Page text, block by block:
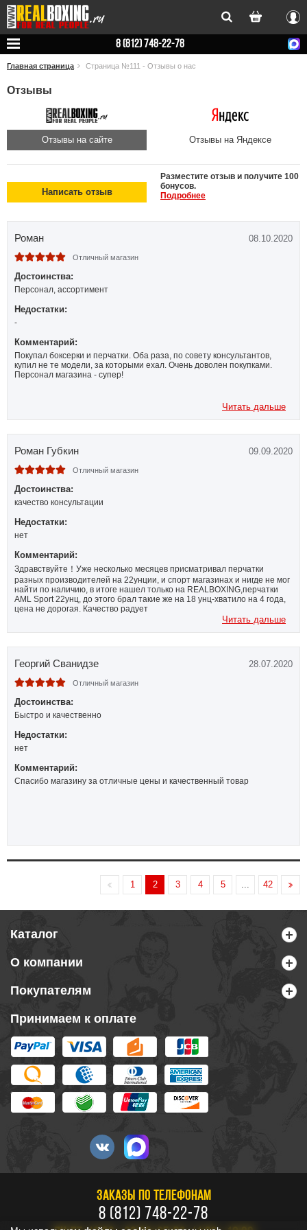
Вход
8 (812) 748-22-78
Главная страница Страница №111 - Отзывы о нас
Отзывы
Отзывы на сайте Отзывы на Яндексе
Написать отзыв
Разместите отзыв и получите 100
бонусов.
Подробнее
Роман 08.10.2020
Отличный магазин
Достоинства:
Персонал, ассортимент
Недостатки:
-
Комментарий:
Покупал боксерки и перчатки. Оба раза, по совету консультантов,
купил не те модели, за которыми ехал. Очень доволен покупками.
Персонал магазина - супер!
Читать дальше
Роман Губкин 09.09.2020
Отличный магазин
Достоинства:
качество консультации
Недостатки:
нет
Комментарий:
Здравствуйте！Уже несколько месяцев присматривал перчатки
разных производителей на 22унции, и спорт магазинах и нигде не мог
найти по наличию, в итоге нашел только на REALBOXING,перчатки
AML Sport 22унц, до этого брал такие же на 18 унц-хватило на 4 года,
цена не дорогая. Качество радует
Читать дальше
Георгий Сванидзе 28.07.2020
Отличный магазин
Достоинства:
Быстро и качественно
Недостатки:
нет
Комментарий:
Спасибо магазину за отличные цены и качественный товар
1 2 3 4 5 42
Каталог
О компании
Покупателям
Принимаем к оплате
ЗАКАЗЫ ПО ТЕЛЕФОНАМ
8 (812) 748-22-78